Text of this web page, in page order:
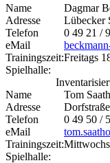
Name
Dagmar
Adresse
Lübecker
Telefon
0 49 21 /
eMail
Trainingszeit:Freitags
Spielhalle:
Name
Tom
Adresse
Telefon
0 49 50 /
eMail
Trainingszeit:
Spielhalle: